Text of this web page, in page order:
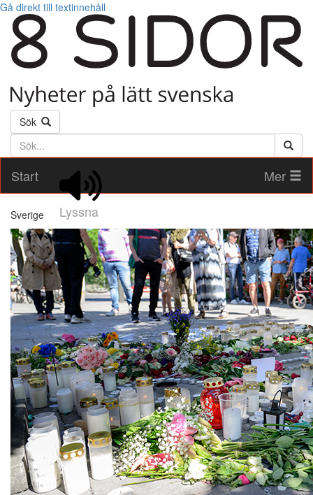
Gå direkt till textinnehåll
Sök
Söktext
Start
Lyssna
Mer
Sverige